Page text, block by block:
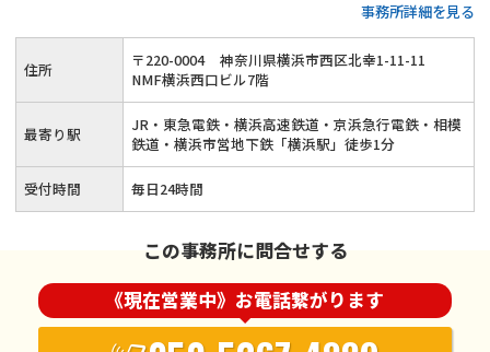
い金返還請求や時効援用のご相談にも対応◆JR・東急電鉄・
横浜高速鉄道・京浜急行電鉄・相模鉄道・横浜市営地下鉄「横
浜駅」から徒歩1分
事務所詳細を見る
住所 〒220-0004
神奈川県横浜市西区北幸1-11-11
NMF横浜西口ビル7階
最寄り駅
JR・東急電鉄・横浜高速鉄道・京浜急行電鉄・相模
鉄道・横浜市営地下鉄「横浜駅」徒歩1分
受付時間 毎日24時間
この事務所に問合せする
《現在営業中》お電話繋がります